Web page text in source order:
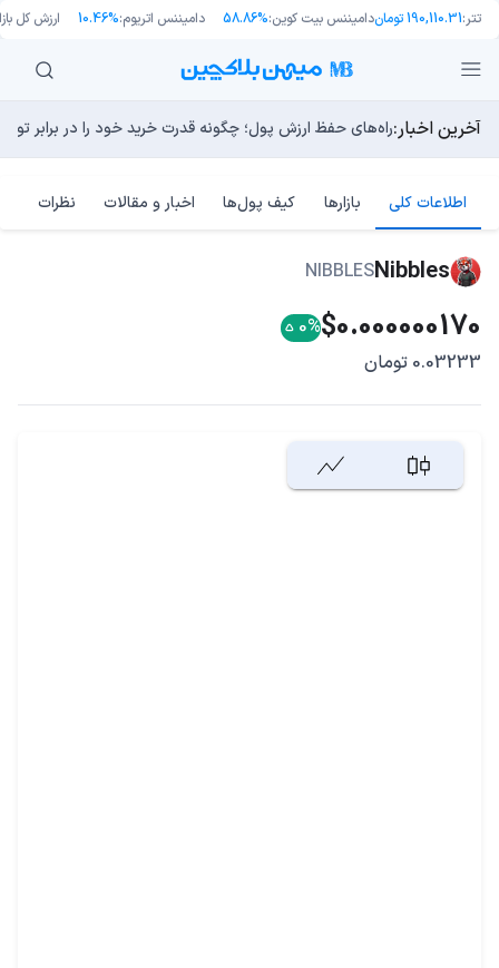
تتر:190,110.31 تومان دامیننس بیت کوین:58.86% دامیننس اتریوم:10.46% ارزش کل
آخرین اخبار:راه‌های حفظ ارزش پول؛ چگونه قدرت خرید خود را در برابر
طرح جدید EIP-8363: آیا کاهش پاداش استیکینگ به ضرر اتریوم تمام می‌شود؟
چرا هوش مصنوعی اکنون در کوتاه‌مدت تهدیدی فوری‌تر از
مایکل ترپین: متاسفم، بیت‌کوین به سمت ۴۳,۵۰۰ دلار در حال سقوط است
توسعه‌دهندگان بیت‌کوین ۸۵ باگ بحرانی را در یک وضعیت «فوق‌العاده بد» شناسایی کردند
اطلاعات کلی بازارها کیف پول‌ها اخبار و مقالات نظرات
Nibbles
NIBBLES
$0.000000170
0%
0.03233 تومان